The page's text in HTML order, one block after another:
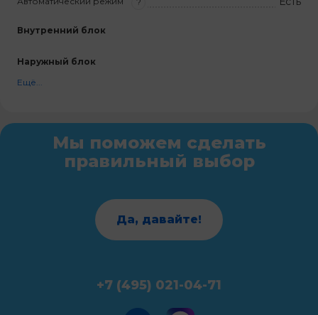
Внутренний блок
Наружный блок
Ещё...
Мы поможем сделать
правильный выбор
Да, давайте!
+7 (495) 021-04-71